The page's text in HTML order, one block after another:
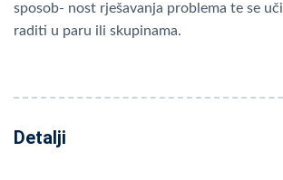
sposob- nost rješavanja problema te se
raditi u paru ili skupinama.
Detalji